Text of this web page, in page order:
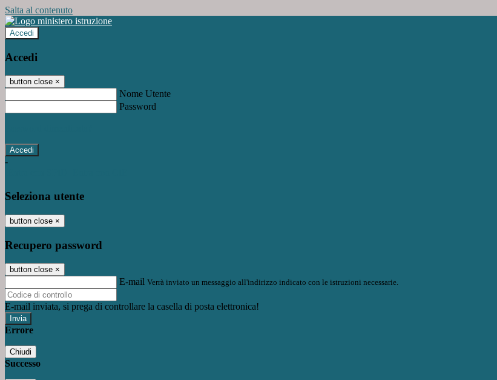
Salta al contenuto
Accedi
Accedi
button close ×
Nome Utente
Password
-
Seleziona utente
button close ×
Recupero password
button close ×
E-mail Verrà inviato un messaggio all'indirizzo indicato con le istruzioni necessarie.
E-mail inviata, si prega di controllare la casella di posta elettronica!
Errore
Chiudi
Successo